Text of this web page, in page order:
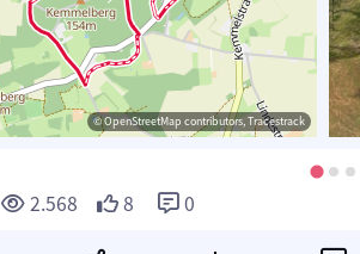
© Ingrid Tiersen
© OpenStreetMap contributors, Tracestrack
2.568 8 0